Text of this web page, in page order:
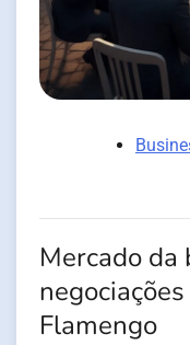
Mercado da
Flamengo